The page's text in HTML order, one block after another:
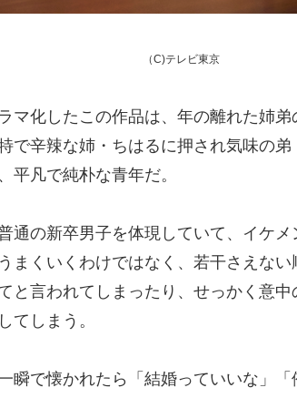
（C)テレビ東京
マ化したこの作品は、年の離れた姉
で辛辣な姉・ちはるに押され気味の
平凡で純朴な青年だ。
通の新卒男子を体現していて、イケ
まくいくわけではなく、若干さえな
と言われてしまったり、せっかく意
てしまう。
瞬で懐かれたら「結婚っていいな」